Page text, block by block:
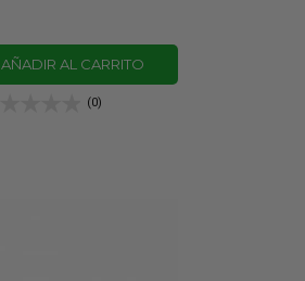
AÑADIR AL CARRITO
(0)